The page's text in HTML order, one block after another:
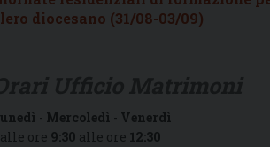
diocesano (31/08-03/09)
- Mercoledì - Venerdì
ore 9:30 alle ore 12:30